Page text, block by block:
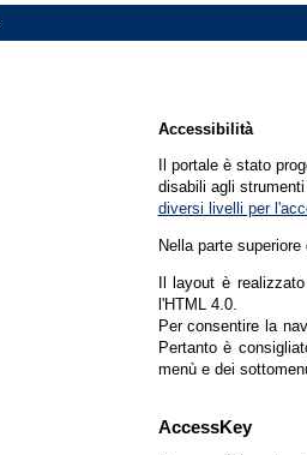
Accessibilità
Il portale è stato
disabili agli
diversi livelli per
Nella parte
Il layout è
l'HTML 4.0.
Per consentire la
Pertanto è
menù e dei
AccessKey